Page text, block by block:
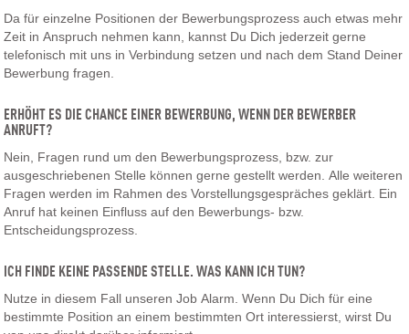
Da für einzelne Positionen der Bewerbungsprozess auch etwas mehr
Zeit in Anspruch nehmen kann, kannst Du Dich jederzeit gerne
telefonisch mit uns in Verbindung setzen und nach dem Stand Deiner
Bewerbung fragen.
ERHÖHT ES DIE CHANCE EINER BEWERBUNG, WENN DER BEWERBER
ANRUFT?
Nein, Fragen rund um den Bewerbungsprozess, bzw. zur
ausgeschriebenen Stelle können gerne gestellt werden. Alle weiteren
Fragen werden im Rahmen des Vorstellungsgespräches geklärt. Ein
Anruf hat keinen Einfluss auf den Bewerbungs- bzw.
Entscheidungsprozess.
ICH FINDE KEINE PASSENDE STELLE. WAS KANN ICH TUN?
Nutze in diesem Fall unseren Job Alarm. Wenn Du Dich für eine
bestimmte Position an einem bestimmten Ort interessierst, wirst Du